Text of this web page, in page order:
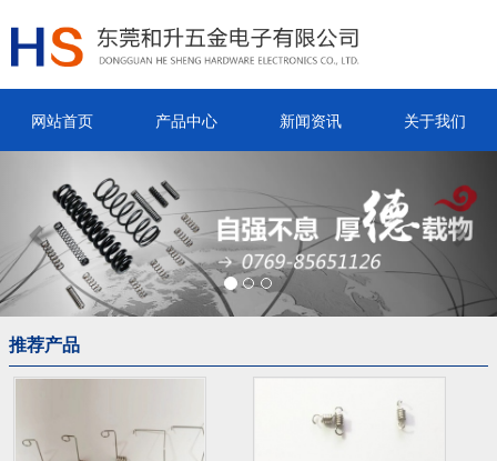
网站首页 产品中心 新闻资讯 关于我们
推荐产品